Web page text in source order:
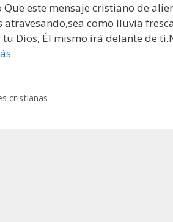
este mensaje cristiano de
como lluvia fresca
Dios, Él mismo irá delante de
cristianas